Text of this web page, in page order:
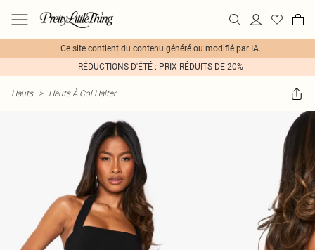
Ce site contient du contenu généré ou modifié par IA.
RÉDUCTIONS D'ÉTÉ : PRIX RÉDUITS DE 20%
Hauts > Hauts À Col Halter